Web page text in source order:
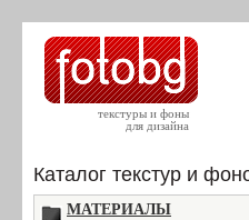
текстуры и фоны
для дизайна
Каталог текстур и
МАТЕРИАЛЫ